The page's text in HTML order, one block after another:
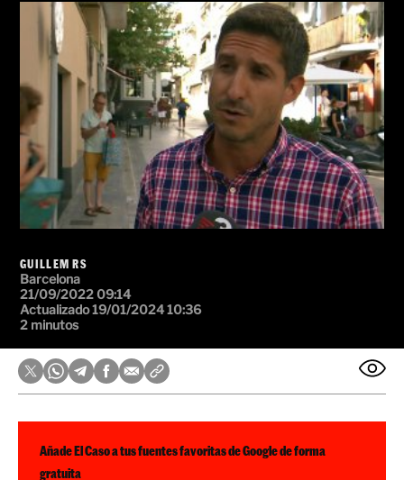
GUILLEM RS
Barcelona
21/09/2022 09:14
Actualizado 19/01/2024 10:36
2 minutos
Añade El Caso a tus fuentes favoritas de Google de forma
gratuita